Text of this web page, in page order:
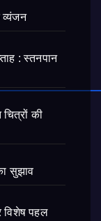
व्यंजन
: स्तनपान
चित्रों की
सुझाव
विशेष पहल